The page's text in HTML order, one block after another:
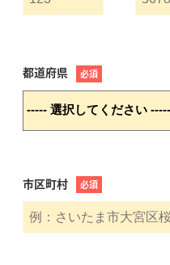
都道府県 必須
市区町村 必須